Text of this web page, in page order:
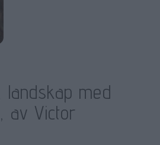
landskap med
av Victor